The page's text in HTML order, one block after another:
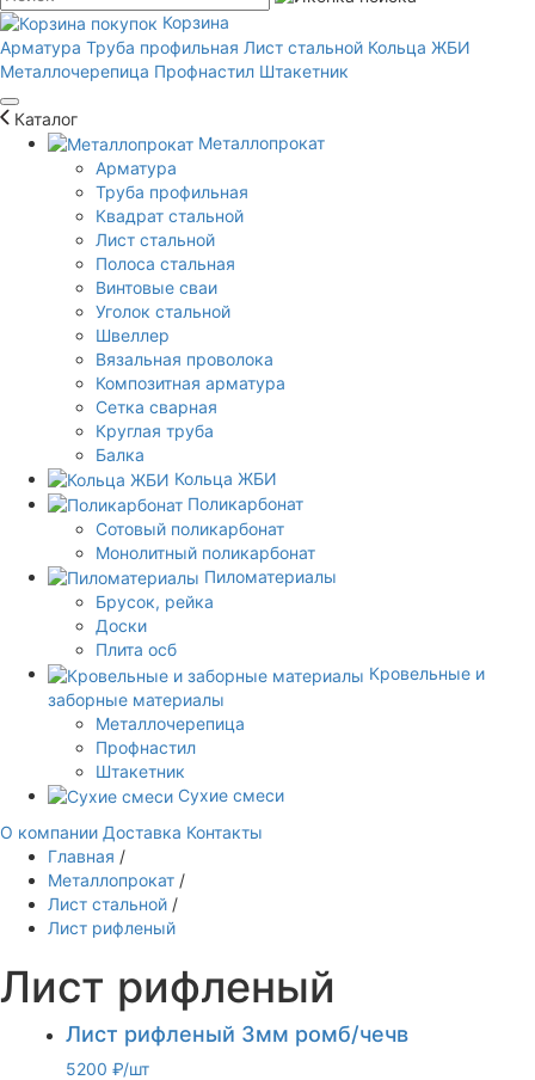
Корзина
Арматура Труба профильная Лист стальной Кольца ЖБИ
Металлочерепица Профнастил Штакетник
Каталог
Металлопрокат
Арматура
Труба профильная
Квадрат стальной
Лист стальной
Полоса стальная
Винтовые сваи
Уголок стальной
Швеллер
Вязальная проволока
Композитная арматура
Сетка сварная
Круглая труба
Балка
Кольца ЖБИ
Поликарбонат
Сотовый поликарбонат
Монолитный поликарбонат
Пиломатериалы
Брусок, рейка
Доски
Плита осб
Кровельные и
заборные материалы
Металлочерепица
Профнастил
Штакетник
Сухие смеси
О компании Доставка Контакты
Главная /
Металлопрокат /
Лист стальной /
Лист рифленый
Лист рифленый
Лист рифленый 3мм ромб/чечв
5200 ₽/шт